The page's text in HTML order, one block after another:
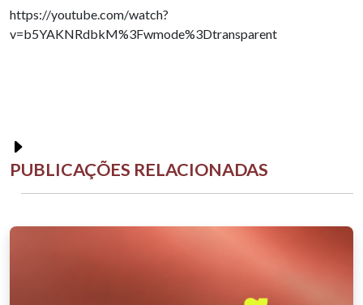
https://youtube.com/watch?
v=b5YAKNRdbkM%3Fwmode%3Dtransparent
PUBLICAÇÕES RELACIONADAS